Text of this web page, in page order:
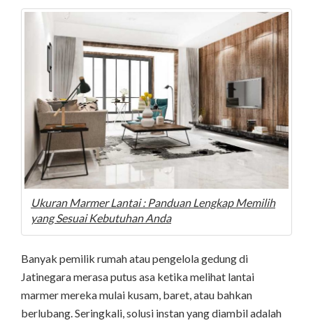
Ukuran Marmer Lantai : Panduan Lengkap Memilih
yang Sesuai Kebutuhan Anda
Banyak pemilik rumah atau pengelola gedung di
Jatinegara merasa putus asa ketika melihat lantai
marmer mereka mulai kusam, baret, atau bahkan
berlubang. Seringkali, solusi instan yang diambil adalah